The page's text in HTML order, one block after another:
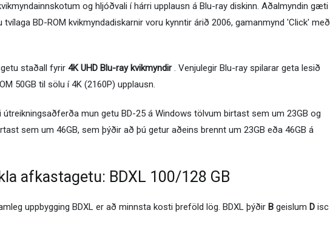
og hljóðvali í hárri upplausn á Blu-ray diskinn. Aðalmyndin gæti
BD-ROM kvikmyndadiskarnir voru kynntir árið 2006, gamanmynd 'Click' með
staðall fyrir 4K UHD Blu-ray kvikmyndir. Venjulegir Blu-ray spilarar geta lesið
50GB til sölu í 4K (2160P) upplausn.
útreikningsaðferða mun getu BD-25 á Windows tölvum birtast sem um 23GB og
sem um 46GB, sem þýðir að þú getur aðeins brennt um 23GB eða 46GB á
afkastagetu: BDXL 100/128 GB
uppbygging BDXL er að minnsta kosti þreföld lög. BDXL þýðir B geislum D isc